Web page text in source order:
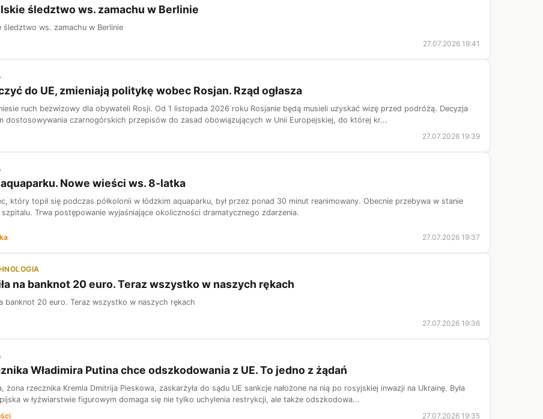
śledztwo ws. zamachu w Berlinie
śledztwo ws. zamachu w Berlinie
27.07.2026 19:41
do UE, zmieniają politykę wobec Rosjan. Rząd ogłasza
ruch bezwizowy dla obywateli Rosji. Od 1 listopada 2026 roku Rosjanie będą musieli uzyskać wizę przed podróżą. Decyzja
dostosowywania czarnogórskich przepisów do zasad obowiązujących w Unii Europejskiej, do której kr...
27.07.2026 19:39
Nowe wieści ws. 8-latka
który topił się podczas półkolonii w łódzkim aquaparku, był przez ponad 30 minut reanimowany. Obecnie przebywa w stanie
Trwa postępowanie wyjaśniające okoliczności dramatycznego zdarzenia.
27.07.2026 19:37
na banknot 20 euro. Teraz wszystko w naszych rękach
banknot 20 euro. Teraz wszystko w naszych rękach
27.07.2026 19:36
Władimira Putina chce odszkodowania z UE. To jedno z żądań
żona rzecznika Kremla Dmitrija Pieskowa, zaskarżyła do sądu UE sankcje nałożone na nią po rosyjskiej inwazji na Ukrainę. Była
w łyżwiarstwie figurowym domaga się nie tylko uchylenia restrykcji, ale także odszkodowa...
27.07.2026 19:35